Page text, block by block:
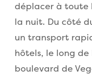
déplacer à toute
la nuit. Du côté
un transport
hôtels, le long
boulevard de